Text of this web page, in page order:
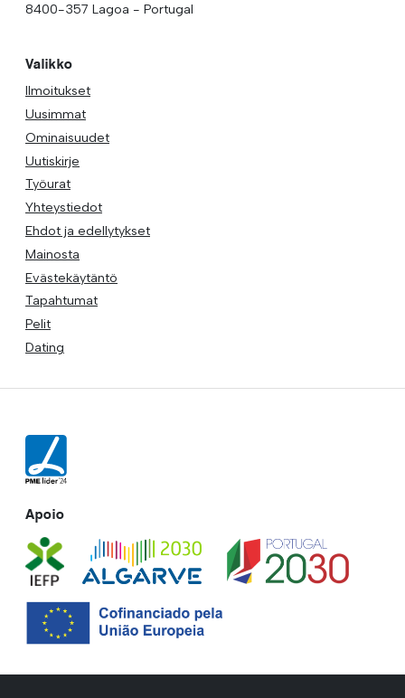
8400-357 Lagoa - Portugal
Valikko
Ilmoitukset
Uusimmat
Ominaisuudet
Uutiskirje
Työurat
Yhteystiedot
Ehdot ja edellytykset
Mainosta
Evästekäytäntö
Tapahtumat
Pelit
Dating
Apoio